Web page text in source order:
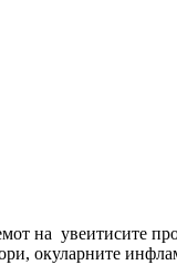
на увеитисите
окуларните